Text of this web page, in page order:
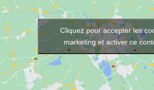
Cliquez pour accepter les
marketing et activer ce